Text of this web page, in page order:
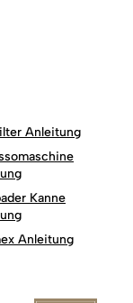
Anleitung
Kanne
Anleitung